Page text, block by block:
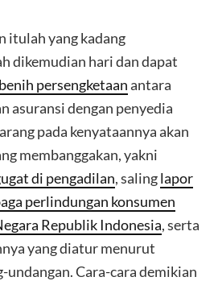
itulah yang kadang
dikemudian hari dan dapat
persengketaanantara
asuransi dengan penyedia
pada kenyataannya akan
membanggakan, yakni
di pengadilan, salinglapor
perlindungan konsumen
Republik Indonesia, serta
yang diatur menurut
Cara-cara demikian